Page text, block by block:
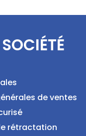
de ventes
rétractation